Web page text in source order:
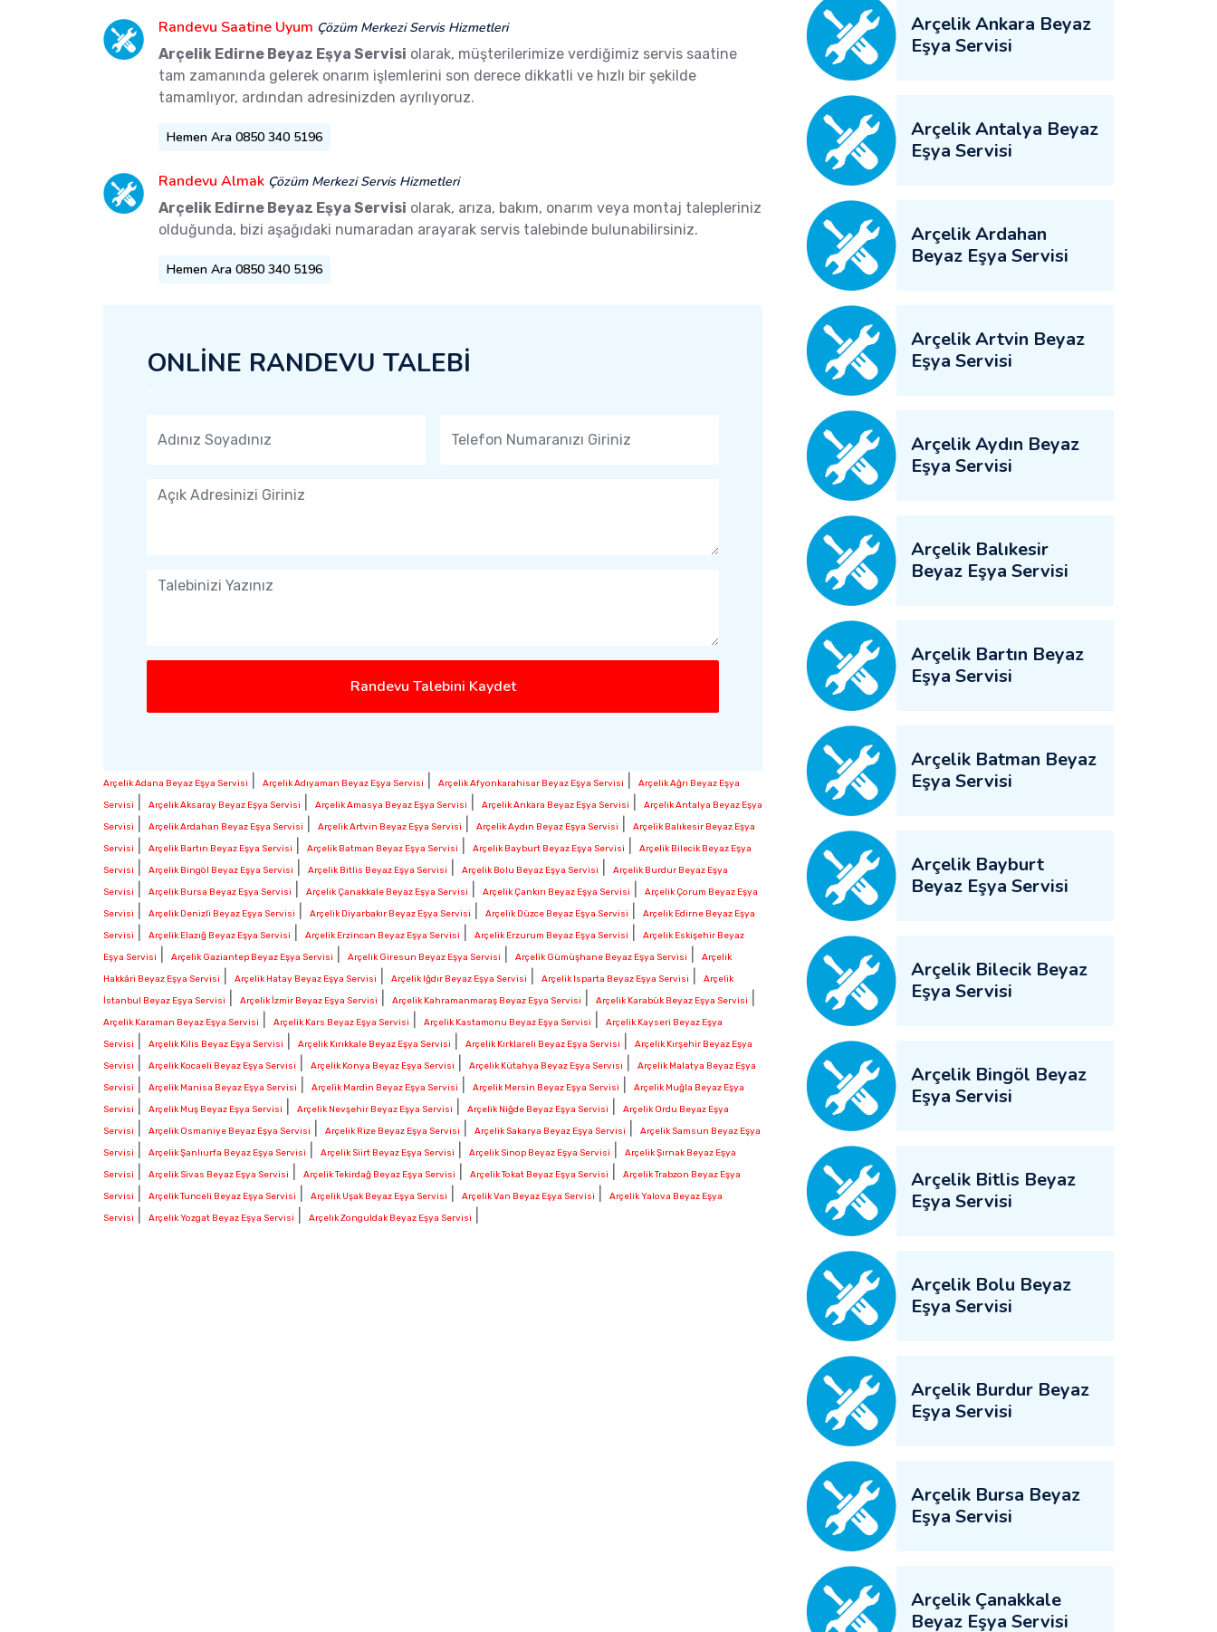
Randevu Saatine Uyum Çözüm Merkezi Servis Hizmetleri
Arçelik Edirne Beyaz Eşya Servisi olarak, müşterilerimize verdiğimiz servis saatine
tam zamanında gelerek onarım işlemlerini son derece dikkatli ve hızlı bir şekilde
tamamlıyor, ardından adresinizden ayrılıyoruz.
Hemen Ara 0850 340 5196
Randevu Almak Çözüm Merkezi Servis Hizmetleri
Arçelik Edirne Beyaz Eşya Servisi olarak, arıza, bakım, onarım veya montaj talepleriniz
olduğunda, bizi aşağıdaki numaradan arayarak servis talebinde bulunabilirsiniz.
Hemen Ara 0850 340 5196
ONLİNE RANDEVU TALEBİ
Randevu Talebini Kaydet
Arçelik Adana Beyaz Eşya Servisi Arçelik Adıyaman Beyaz Eşya Servisi Arçelik Afyonkarahisar Beyaz Eşya Servisi
Arçelik Ağrı Beyaz Eşya
Servisi
Arçelik Aksaray Beyaz Eşya Servisi Arçelik Amasya Beyaz Eşya Servisi Arçelik Ankara Beyaz Eşya Servisi
Arçelik Antalya Beyaz Eşya
Servisi
Arçelik Ardahan Beyaz Eşya Servisi Arçelik Artvin Beyaz Eşya Servisi Arçelik Aydın Beyaz Eşya Servisi
Arçelik Balıkesir Beyaz Eşya
Servisi
Arçelik Bartın Beyaz Eşya Servisi Arçelik Batman Beyaz Eşya Servisi Arçelik Bayburt Beyaz Eşya Servisi
Arçelik Bilecik Beyaz Eşya
Servisi
Arçelik Bingöl Beyaz Eşya Servisi Arçelik Bitlis Beyaz Eşya Servisi Arçelik Bolu Beyaz Eşya Servisi
Arçelik Burdur Beyaz Eşya
Servisi
Arçelik Bursa Beyaz Eşya Servisi Arçelik Çanakkale Beyaz Eşya Servisi Arçelik Çankırı Beyaz Eşya Servisi
Arçelik Çorum Beyaz Eşya
Servisi
Arçelik Denizli Beyaz Eşya Servisi Arçelik Diyarbakır Beyaz Eşya Servisi Arçelik Düzce Beyaz Eşya Servisi
Arçelik Edirne Beyaz Eşya
Servisi
Arçelik Elazığ Beyaz Eşya Servisi Arçelik Erzincan Beyaz Eşya Servisi Arçelik Erzurum Beyaz Eşya Servisi
Arçelik Eskişehir Beyaz
Eşya Servisi
Arçelik Gaziantep Beyaz Eşya Servisi Arçelik Giresun Beyaz Eşya Servisi Arçelik Gümüşhane Beyaz Eşya Servisi
Arçelik
Hakkâri Beyaz Eşya Servisi
Arçelik Hatay Beyaz Eşya Servisi Arçelik Iğdır Beyaz Eşya Servisi Arçelik Isparta Beyaz Eşya Servisi
Arçelik
İstanbul Beyaz Eşya Servisi
Arçelik İzmir Beyaz Eşya Servisi Arçelik Kahramanmaraş Beyaz Eşya Servisi Arçelik Karabük Beyaz Eşya Servisi
Arçelik Karaman Beyaz Eşya Servisi Arçelik Kars Beyaz Eşya Servisi Arçelik Kastamonu Beyaz Eşya Servisi
Arçelik Kayseri Beyaz Eşya
Servisi
Arçelik Kilis Beyaz Eşya Servisi Arçelik Kırıkkale Beyaz Eşya Servisi Arçelik Kırklareli Beyaz Eşya Servisi
Arçelik Kırşehir Beyaz Eşya
Servisi
Arçelik Kocaeli Beyaz Eşya Servisi Arçelik Konya Beyaz Eşya Servisi Arçelik Kütahya Beyaz Eşya Servisi
Arçelik Malatya Beyaz Eşya
Servisi
Arçelik Manisa Beyaz Eşya Servisi Arçelik Mardin Beyaz Eşya Servisi Arçelik Mersin Beyaz Eşya Servisi
Arçelik Muğla Beyaz Eşya
Servisi
Arçelik Muş Beyaz Eşya Servisi Arçelik Nevşehir Beyaz Eşya Servisi Arçelik Niğde Beyaz Eşya Servisi
Arçelik Ordu Beyaz Eşya
Servisi
Arçelik Osmaniye Beyaz Eşya Servisi Arçelik Rize Beyaz Eşya Servisi Arçelik Sakarya Beyaz Eşya Servisi
Arçelik Samsun Beyaz Eşya
Servisi
Arçelik Şanlıurfa Beyaz Eşya Servisi Arçelik Siirt Beyaz Eşya Servisi Arçelik Sinop Beyaz Eşya Servisi
Arçelik Şırnak Beyaz Eşya
Servisi
Arçelik Sivas Beyaz Eşya Servisi Arçelik Tekirdağ Beyaz Eşya Servisi Arçelik Tokat Beyaz Eşya Servisi
Arçelik Trabzon Beyaz Eşya
Servisi
Arçelik Tunceli Beyaz Eşya Servisi Arçelik Uşak Beyaz Eşya Servisi Arçelik Van Beyaz Eşya Servisi
Arçelik Yalova Beyaz Eşya
Servisi
Arçelik Yozgat Beyaz Eşya Servisi Arçelik Zonguldak Beyaz Eşya Servisi
Arçelik Ankara Beyaz
Eşya Servisi
Arçelik Antalya Beyaz
Eşya Servisi
Arçelik Ardahan
Beyaz Eşya Servisi
Arçelik Artvin Beyaz
Eşya Servisi
Arçelik Aydın Beyaz
Eşya Servisi
Arçelik Balıkesir
Beyaz Eşya Servisi
Arçelik Bartın Beyaz
Eşya Servisi
Arçelik Batman Beyaz
Eşya Servisi
Arçelik Bayburt
Beyaz Eşya Servisi
Arçelik Bilecik Beyaz
Eşya Servisi
Arçelik Bingöl Beyaz
Eşya Servisi
Arçelik Bitlis Beyaz
Eşya Servisi
Arçelik Bolu Beyaz
Eşya Servisi
Arçelik Burdur Beyaz
Eşya Servisi
Arçelik Bursa Beyaz
Eşya Servisi
Arçelik Çanakkale
Beyaz Eşya Servisi